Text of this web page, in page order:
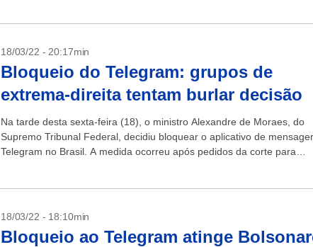
18/03/22 - 20:17min
Bloqueio do Telegram: grupos de
extrema-direita tentam burlar decisão
Na tarde desta sexta-feira (18), o ministro Alexandre de Moraes, do
Supremo Tribunal Federal, decidiu bloquear o aplicativo de
Telegram no Brasil. A medida ocorreu após pedidos da corte para
18/03/22 - 18:10min
Bloqueio ao Telegram atinge